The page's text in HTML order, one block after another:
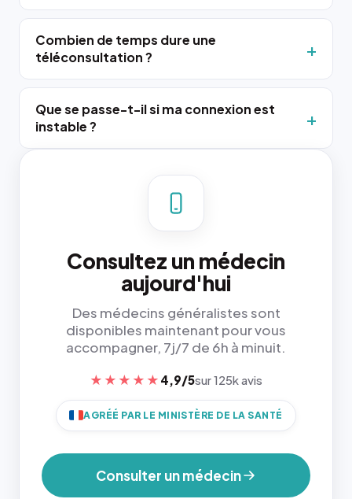
Combien de temps dure une
téléconsultation ?
Que se passe-t-il si ma connexion est
instable ?
Consultez un médecin
aujourd'hui
Des médecins généralistes sont
disponibles maintenant pour vous
accompagner, 7j/7 de 6h à minuit.
★★★★★ 4,9/5sur 125k avis
AGRÉÉ PAR LE MINISTÈRE DE LA SANTÉ
Consulter un médecin